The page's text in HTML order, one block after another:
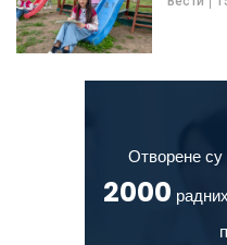
Отворене су
2000